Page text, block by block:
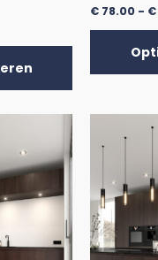
€ 78.00 - €